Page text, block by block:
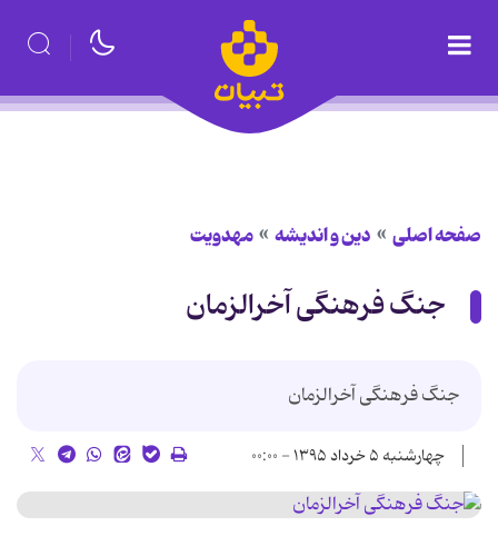
صفحه اصلی دین و اندیشه مهدویت
جنگ فرهنگی آخرالزمان
جنگ فرهنگی آخرالزمان
چهارشنبه ۵ خرداد ۱۳۹۵ - ۰۰:۰۰